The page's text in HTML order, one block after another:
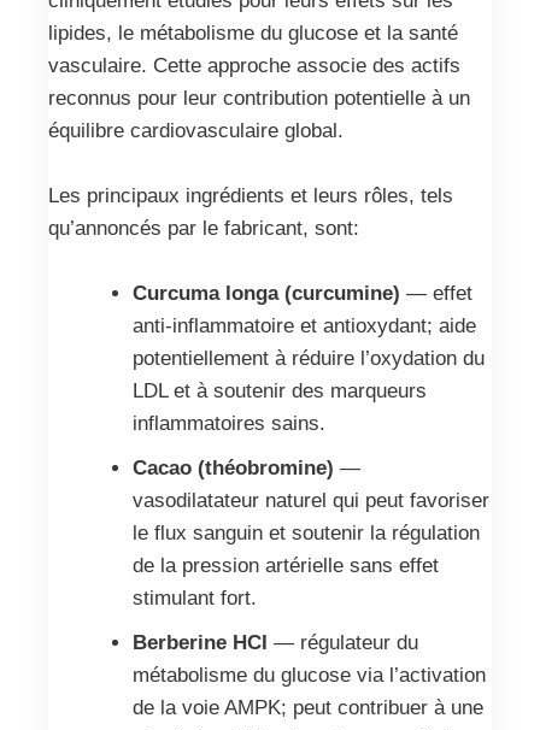
lipides, le métabolisme du glucose et la santé
vasculaire. Cette approche associe des actifs
reconnus pour leur contribution potentielle à un
équilibre cardiovasculaire global.
Les principaux ingrédients et leurs rôles, tels
qu’annoncés par le fabricant, sont:
Curcuma longa (curcumine) — effet
anti-inflammatoire et antioxydant; aide
potentiellement à réduire l’oxydation du
LDL et à soutenir des marqueurs
inflammatoires sains.
Cacao (théobromine) —
vasodilatateur naturel qui peut favoriser
le flux sanguin et soutenir la régulation
de la pression artérielle sans effet
stimulant fort.
Berberine HCI — régulateur du
métabolisme du glucose via l’activation
de la voie AMPK; peut contribuer à une